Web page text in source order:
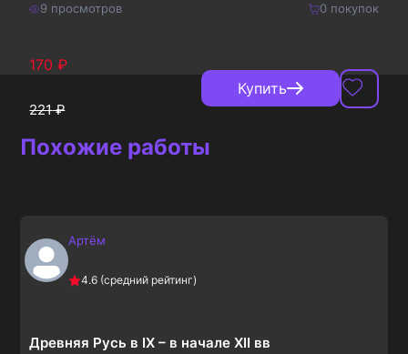
9 просмотров 0покупок
170 ₽
221₽
Купить
Похожие работы
Артём
4.6 (средний рейтинг)
Древняя Русь в IX – в начале XII вв